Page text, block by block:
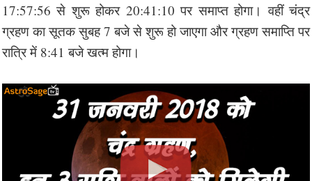
17:57:56 से शुरू होकर 20:41:10 पर समाप्त होगा। वहीं चंद्र
ग्रहण का सूतक सुबह 7 बजे से शुरू हो जाएगा और ग्रहण समाप्ति पर
रात्रि में 8:41 बजे खत्म होगा।